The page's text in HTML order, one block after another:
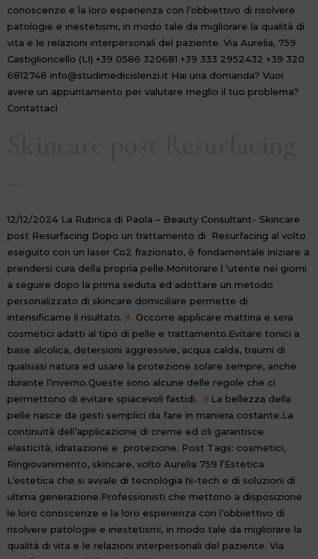
conoscenze e la loro esperienza con l’obbiettivo di risolvere
patologie e inestetismi, in modo tale da migliorare la qualità di
vita e le relazioni interpersonali del paziente. Via Aurelia, 759
Castiglioncello (LI) +39 0586 320681 +39 333 2952432 +39 320
6812748 info@studimedicislenzi.it Hai una domanda? Vuoi
avere un appuntamento per valutare meglio il tuo problema?
Contattaci
12/12/2024 La Rubrica di Paola – Beauty Consultant- Skincare
post Resurfacing Dopo un trattamento di Resurfacing al volto
eseguito con un laser Co2 frazionato, è fondamentale iniziare a
prendersi cura della propria pelle.Monitorare l ‘utente nei giorni
a seguire dopo la prima seduta ed adottare un metodo
personalizzato di skincare domiciliare permette di
intensificarne il risultato.
Occorre applicare mattina e sera
cosmetici adatti al tipo di pelle e trattamento.Evitare tonici a
base alcolica, detersioni aggressive, acqua calda, traumi di
qualsiasi natura ed usare la protezione solare sempre, anche
durante l’inverno.Queste sono alcune delle regole che ci
permettono di evitare spiacevoli fastidi.
La bellezza della
pelle nasce da gesti semplici da fare in maniera costante.La
continuità dell’applicazione di creme ed oli garantisce
elasticità, idratazione e protezione. Post Tags: cosmetici,
Ringiovanimento, skincare, volto Aurelia 759 l’Estetica
L’estetica che si avvale di tecnologia hi-tech e di soluzioni di
ultima generazione.Professionisti che mettono a disposizione
le loro conoscenze e la loro esperienza con l’obbiettivo di
risolvere patologie e inestetismi, in modo tale da migliorare la
qualità di vita e le relazioni interpersonali del paziente. Via